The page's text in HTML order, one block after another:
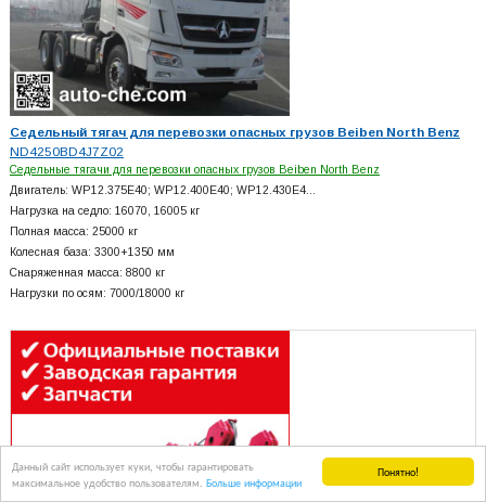
Понятно!
Данный сайт использует куки, чтобы гарантировать
максимальное удобство пользователям. Больше информации
Седельный тягач для перевозки опасных грузов Beiben North Benz
ND4250BD4J7Z02
Седельные тягачи для перевозки опасных грузов Beiben North Benz
Двигатель: WP12.375E40; WP12.400E40; WP12.430E4…
Нагрузка на седло: 16070, 16005 кг
Полная масса: 25000 кг
Колесная база: 3300+1350 мм
Снаряженная масса: 8800 кг
Нагрузки по осям: 7000/18000 кг